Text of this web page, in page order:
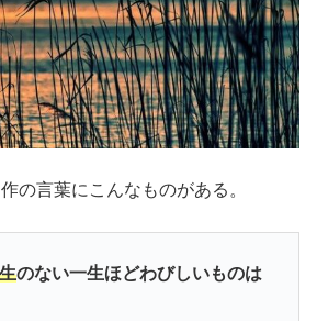
の言葉にこんなものがある。
のない一生ほどわびしいものは